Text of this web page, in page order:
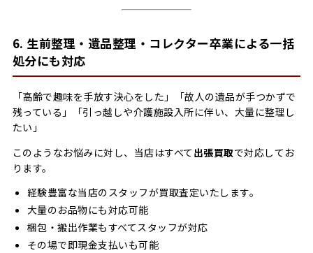
6. 生前整理・遺品整理・コレクター卒業による一括
処分にも対応
「高齢で趣味を手放す決心をした」「故人の遺品が手つかずで
残っている」「引っ越しや介護施設入所に伴い、大量に整理し
たい」
このようなお悩みに対し、当店はすべて 出張買取で対応してお
ります。
経験豊富な当店のスタッフが買取査定いたします。
大量のお品物にも対応可能
梱包・搬出作業もすべてスタッフが対応
その場で即現金支払いも可能